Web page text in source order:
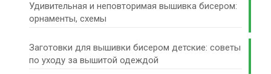
Удивительная и неповторимая вышивка бисером:
орнаменты, схемы
Заготовки для вышивки бисером детские: советы
по уходу за вышитой одеждой